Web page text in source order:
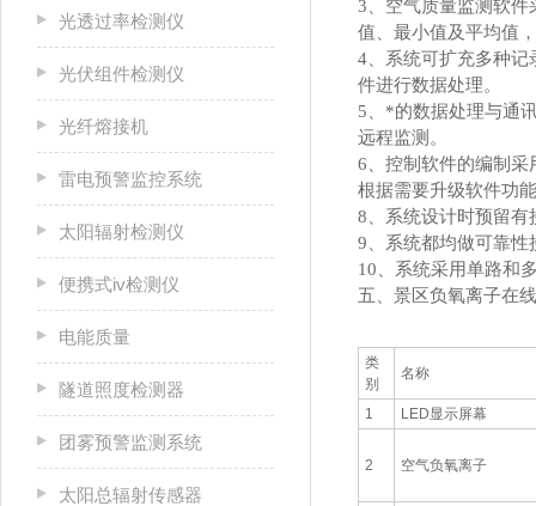
光透过率检测仪
光伏组件检测仪
光纤熔接机
雷电预警监控系统
太阳辐射检测仪
便携式iv检测仪
电能质量
隧道照度检测器
团雾预警监测系统
太阳总辐射传感器
3、空气质量监测软件
值、最小值及平均值
4、系统可扩充多种记
件进行数据处理。
5、*的数据处理与通
远程监测。
6、控制软件的编制
根据需要升级软件功
8、系统设计时预留
9、系统都均做可靠性
10、系统采用单路和
五、景区负氧离子在
类
别
名称
1 LED显示屏幕
2 空气负氧离子